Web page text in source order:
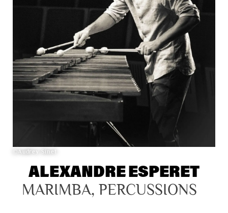
©Audrey Sinet
ALEXANDRE ESPERET
MARIMBA, PERCUSSIONS